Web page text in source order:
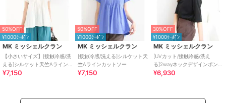
50%OFF
¥1000ｸｰﾎﾟﾝ
MK ミッシェルクラン
【小さいサイズ】[接触冷感/洗
える]シルケット天竺Aライン
カットソー
¥7,150
50%OFF
¥1000ｸｰﾎﾟﾝ
MK ミッシェルクラン
[接触冷感/洗える]シルケット天
竺Aラインカットソー
¥7,150
30%OFF
¥1000ｸｰﾎﾟﾝ
MK ミッシェルクラン
[UVカット/接触冷感/洗え
る]2wayネックデザインポンチ
カットソー
¥6,930